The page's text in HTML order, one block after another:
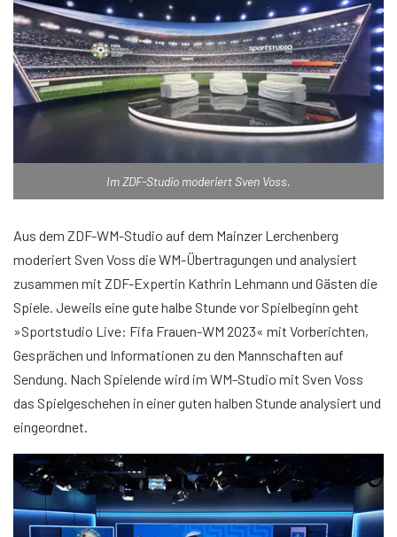
Im ZDF-Studio moderiert Sven Voss.
Aus dem ZDF-WM-Studio auf dem Mainzer Lerchenberg
moderiert Sven Voss die WM-Übertragungen und analysiert
zusammen mit ZDF-Expertin Kathrin Lehmann und Gästen die
Spiele. Jeweils eine gute halbe Stunde vor Spielbeginn geht
»Sportstudio Live: Fifa Frauen-WM 2023« mit Vorberichten,
Gesprächen und Informationen zu den Mannschaften auf
Sendung. Nach Spielende wird im WM-Studio mit Sven Voss
das Spielgeschehen in einer guten halben Stunde analysiert und
eingeordnet.